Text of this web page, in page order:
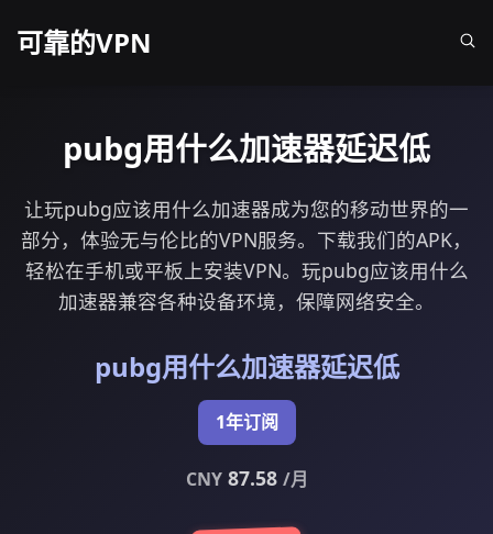
可靠的VPN
pubg用什么加速器延迟低
让玩pubg应该用什么加速器成为您的移动世界的一
部分，体验无与伦比的VPN服务。下载我们的APK，
轻松在手机或平板上安装VPN。玩pubg应该用什么
加速器兼容各种设备环境，保障网络安全。
pubg用什么加速器延迟低
1年订阅
CNY87.58 /月